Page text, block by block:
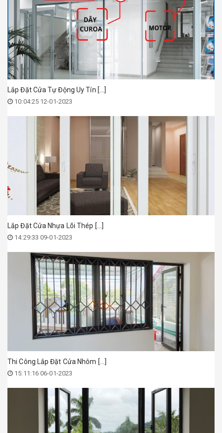
Lắp Đặt Cửa Tự Động Uy Tín [...]
10:04:25 12-01-2023
Lắp Đặt Cửa Nhựa Lõi Thép [...]
14:29:33 09-01-2023
Thi Công Lắp Đặt Cửa Nhôm [...]
15:11:16 06-01-2023